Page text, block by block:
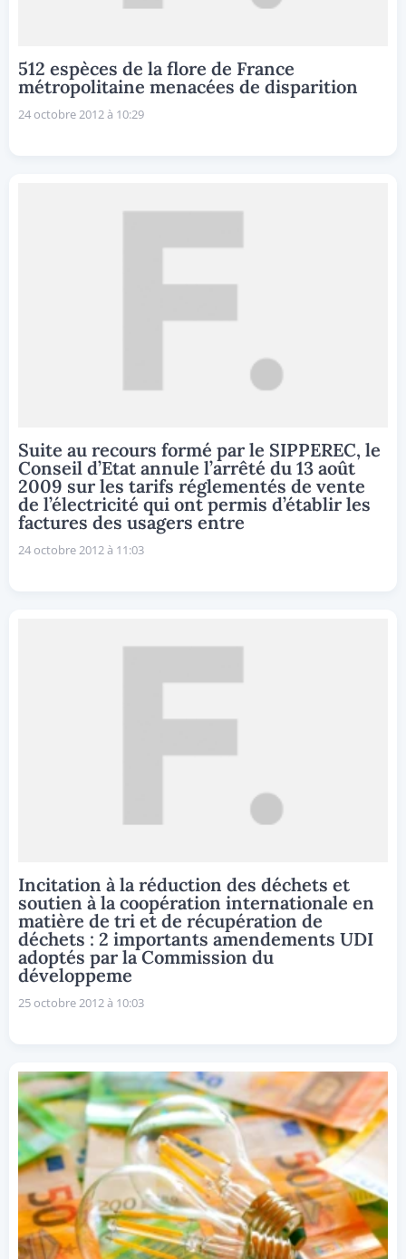
512 espèces de la flore de France
métropolitaine menacées de disparition
24 octobre 2012 à 10:29
Suite au recours formé par le SIPPEREC, le
Conseil d’Etat annule l’arrêté du 13 août
2009 sur les tarifs réglementés de vente
de l’électricité qui ont permis d’établir les
factures des usagers entre
24 octobre 2012 à 11:03
Incitation à la réduction des déchets et
soutien à la coopération internationale en
matière de tri et de récupération de
déchets : 2 importants amendements UDI
adoptés par la Commission du
développeme
25 octobre 2012 à 10:03